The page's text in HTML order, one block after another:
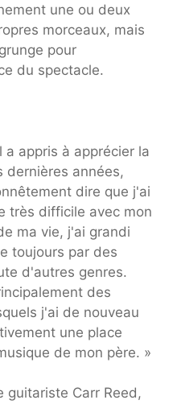
une ou deux
morceaux, mais
pour
du spectacle.
appris à apprécier la
dernières années,
dire que j'ai
très difficile avec mon
ma vie, j'ai grandi
toujours par des
d'autres genres.
des
j'ai de nouveau
une place
de mon père. »
guitariste Carr Reed,